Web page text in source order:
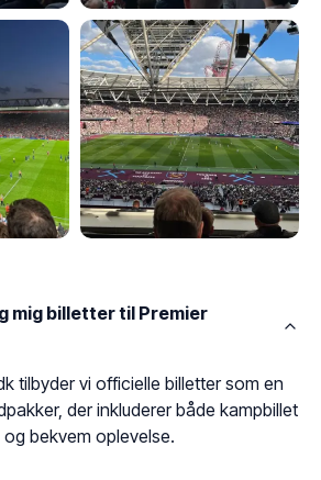
mig billetter til Premier
tilbyder vi officielle billetter som en
der inkluderer både kampbillet
bekvem oplevelse.